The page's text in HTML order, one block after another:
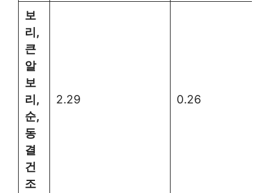
보
리,
큰
알
보
리,
순,
동
결
건
조
2.29 0.26